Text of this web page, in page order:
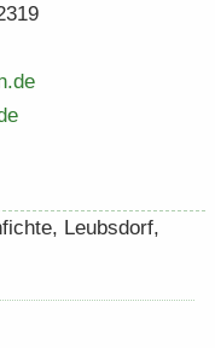
Leubs­dorf,